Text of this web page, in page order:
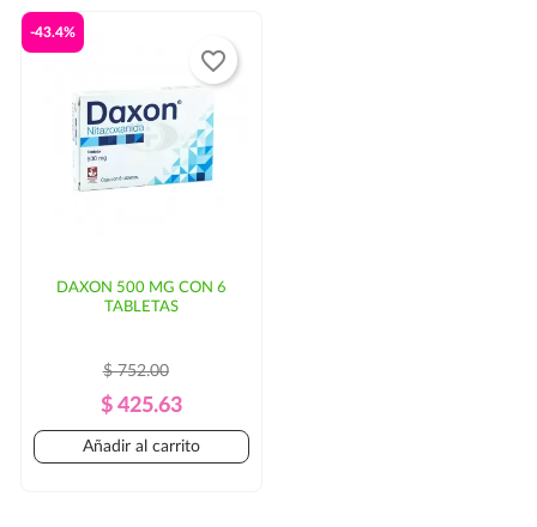
DAXON 500 MG CON 6
TABLETAS
Precio
Regular
$ 752.00
Precio
$ 425.63
-43.4%
Añadir al carrito
favorite_border